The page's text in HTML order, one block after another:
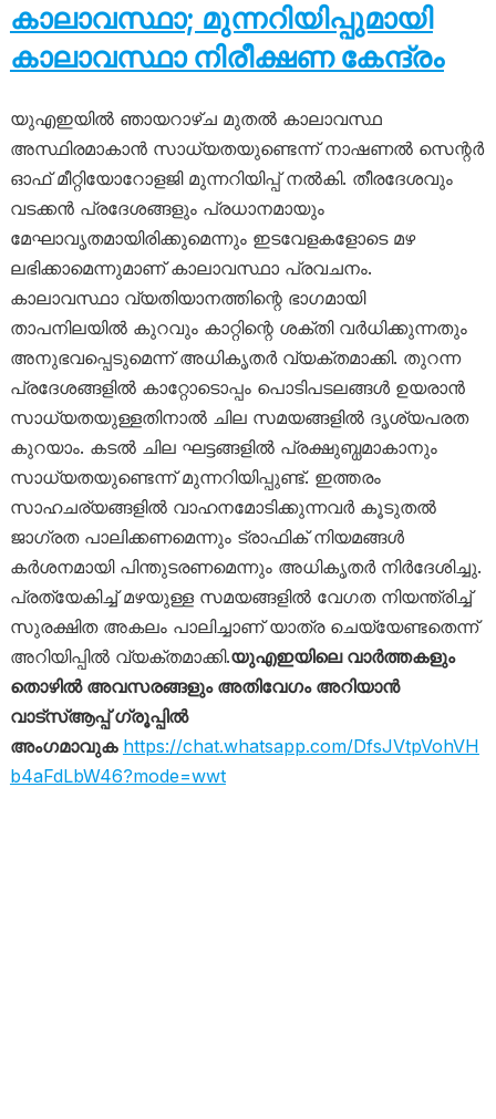
കാലാവസ്ഥാ; മുന്നറിയിപ്പുമായി
കാലാവസ്ഥാ നിരീക്ഷണ കേന്ദ്രം
യുഎഇയിൽ ഞായറാഴ്ച മുതൽ കാലാവസ്ഥ
അസ്ഥിരമാകാൻ സാധ്യതയുണ്ടെന്ന് നാഷണൽ സെന്റർ
ഓഫ് മീറ്റിയോറോളജി മുന്നറിയിപ്പ് നൽകി. തീരദേശവും
വടക്കൻ പ്രദേശങ്ങളും പ്രധാനമായും
മേഘാവൃതമായിരിക്കുമെന്നും ഇടവേളകളോടെ മഴ
ലഭിക്കാമെന്നുമാണ് കാലാവസ്ഥാ പ്രവചനം.
കാലാവസ്ഥാ വ്യതിയാനത്തിന്റെ ഭാഗമായി
താപനിലയിൽ കുറവും കാറ്റിന്റെ ശക്തി വർധിക്കുന്നതും
അനുഭവപ്പെടുമെന്ന് അധികൃതർ വ്യക്തമാക്കി. തുറന്ന
പ്രദേശങ്ങളിൽ കാറ്റോടൊപ്പം പൊടിപടലങ്ങൾ ഉയരാൻ
സാധ്യതയുള്ളതിനാൽ ചില സമയങ്ങളിൽ ദൃശ്യപരത
കുറയാം. കടൽ ചില ഘട്ടങ്ങളിൽ പ്രക്ഷുബ്ധമാകാനും
സാധ്യതയുണ്ടെന്ന് മുന്നറിയിപ്പുണ്ട്. ഇത്തരം
സാഹചര്യങ്ങളിൽ വാഹനമോടിക്കുന്നവർ കൂടുതൽ
ജാഗ്രത പാലിക്കണമെന്നും ട്രാഫിക് നിയമങ്ങൾ
കർശനമായി പിന്തുടരണമെന്നും അധികൃതർ നിർദേശിച്ചു.
പ്രത്യേകിച്ച് മഴയുള്ള സമയങ്ങളിൽ വേഗത നിയന്ത്രിച്ച്
സുരക്ഷിത അകലം പാലിച്ചാണ് യാത്ര ചെയ്യേണ്ടതെന്ന്
അറിയിപ്പിൽ വ്യക്തമാക്കി.യുഎഇയിലെ വാർത്തകളും
തൊഴിൽ അവസരങ്ങളും അതിവേഗം അറിയാൻ
വാട്സ്ആപ്പ് ഗ്രൂപ്പിൽ
അംഗമാവുക https://chat.whatsapp.com/DfsJVtpVohVH
b4aFdLbW46?mode=wwt